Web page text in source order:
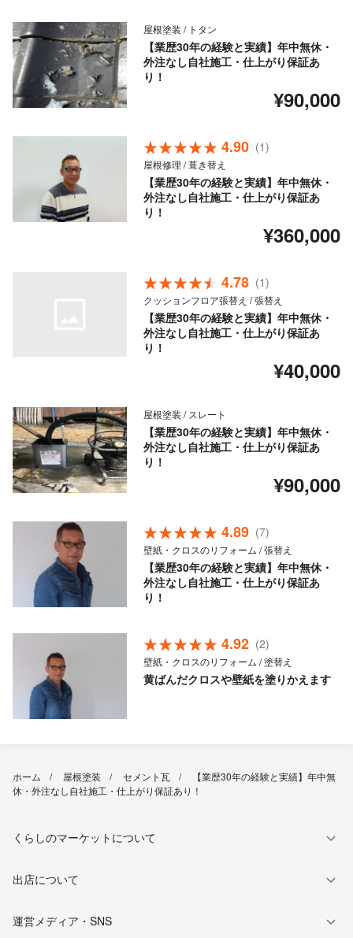
屋根塗装 / トタン
【業歴30年の経験と実績】年中無休・
外注なし自社施工・仕上がり保証あ
り！
¥90,000
4.90 (1)
屋根修理 / 葺き替え
【業歴30年の経験と実績】年中無休・
外注なし自社施工・仕上がり保証あ
り！
¥360,000
4.78 (1)
クッションフロア張替え / 張替え
【業歴30年の経験と実績】年中無休・
外注なし自社施工・仕上がり保証あ
り！
¥40,000
屋根塗装 / スレート
【業歴30年の経験と実績】年中無休・
外注なし自社施工・仕上がり保証あ
り！
¥90,000
4.89 (7)
壁紙・クロスのリフォーム / 張替え
【業歴30年の経験と実績】年中無休・
外注なし自社施工・仕上がり保証あ
り！
4.92 (2)
壁紙・クロスのリフォーム / 塗替え
黄ばんだクロスや壁紙を塗りかえます
ホーム 屋根塗装 セメント瓦
【業歴30年の経験と実績】年中無
休・外注なし自社施工・仕上がり保証あり！
くらしのマーケットについて
出店について
運営メディア・SNS